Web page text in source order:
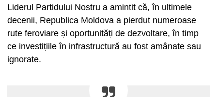
Liderul Partidului Nostru a amintit că, în ultimele
decenii, Republica Moldova a pierdut numeroase
rute feroviare și oportunități de dezvoltare, în timp
ce investițiile în infrastructură au fost amânate sau
ignorate.